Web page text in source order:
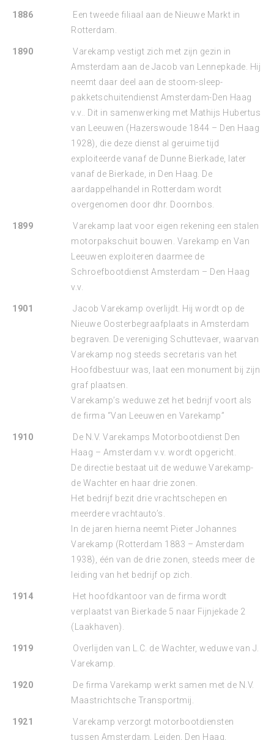
1886
Een tweede filiaal aan de Nieuwe Markt in
Rotterdam.
1890
Varekamp vestigt zich met zijn gezin in
Amsterdam aan de Jacob van Lennepkade. Hij
neemt daar deel aan de stoom-sleep-
pakketschuitendienst Amsterdam-Den Haag
v.v.. Dit in samenwerking met Mathijs Hubertus
van Leeuwen (Hazerswoude 1844 – Den Haag
1928), die deze dienst al geruime tijd
exploiteerde vanaf de Dunne Bierkade, later
vanaf de Bierkade, in Den Haag. De
aardappelhandel in Rotterdam wordt
overgenomen door dhr. Doornbos.
1899
Varekamp laat voor eigen rekening een stalen
motorpakschuit bouwen. Varekamp en Van
Leeuwen exploiteren daarmee de
Schroefbootdienst Amsterdam – Den Haag
v.v.
1901
Jacob Varekamp overlijdt. Hij wordt op de
Nieuwe Oosterbegraafplaats in Amsterdam
begraven. De vereniging Schuttevaer, waarvan
Varekamp nog steeds secretaris van het
Hoofdbestuur was, laat een monument bij zijn
graf plaatsen.
Varekamp’s weduwe zet het bedrijf voort als
de firma “Van Leeuwen en Varekamp”
1910
De N.V. Varekamps Motorbootdienst Den
Haag – Amsterdam v.v. wordt opgericht.
De directie bestaat uit de weduwe Varekamp-
de Wachter en haar drie zonen.
Het bedrijf bezit drie vrachtschepen en
meerdere vrachtauto’s.
In de jaren hierna neemt Pieter Johannes
Varekamp (Rotterdam 1883 – Amsterdam
1938), één van de drie zonen, steeds meer de
leiding van het bedrijf op zich.
1914
Het hoofdkantoor van de firma wordt
verplaatst van Bierkade 5 naar Fijnjekade 2
(Laakhaven).
1919
Overlijden van L.C. de Wachter, weduwe van J.
Varekamp.
1920
De firma Varekamp werkt samen met de N.V.
Maastrichtsche Transportmij.
1921
Varekamp verzorgt motorbootdiensten
tussen Amsterdam, Leiden, Den Haag,